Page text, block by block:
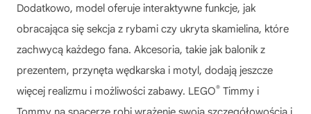
Dodatkowo, model oferuje interaktywne funkcje, jak
obracająca się sekcja z rybami czy ukryta skamielina, które
zachwycą każdego fana. Akcesoria, takie jak balonik z
prezentem, przynęta wędkarska i motyl, dodają jeszcze
więcej realizmu i możliwości zabawy. LEGO® Timmy i